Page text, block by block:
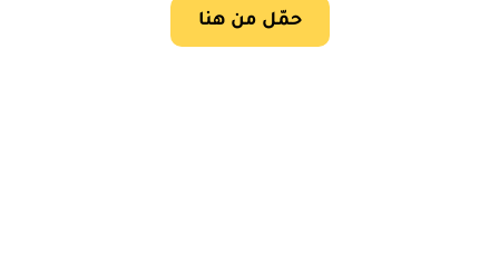
حمّل من هنا